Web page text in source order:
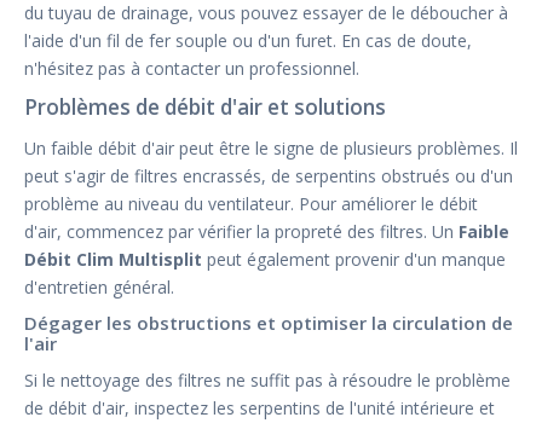
du tuyau de drainage, vous pouvez essayer de le déboucher à
l'aide d'un fil de fer souple ou d'un furet. En cas de doute,
n'hésitez pas à contacter un professionnel.
Problèmes de débit d'air et solutions
Un faible débit d'air peut être le signe de plusieurs problèmes. Il
peut s'agir de filtres encrassés, de serpentins obstrués ou d'un
problème au niveau du ventilateur. Pour améliorer le débit
d'air, commencez par vérifier la propreté des filtres. Un Faible
Débit Clim Multisplit peut également provenir d'un manque
d'entretien général.
Dégager les obstructions et optimiser la circulation de
l'air
Si le nettoyage des filtres ne suffit pas à résoudre le problème
de débit d'air, inspectez les serpentins de l'unité intérieure et